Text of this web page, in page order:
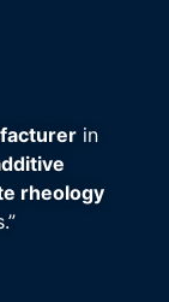
in
rheology